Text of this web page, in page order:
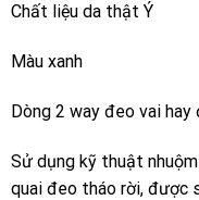
Chất liệu da thật Ý
Màu xanh
Dòng 2 way đeo vai
Sử dụng kỹ thuật
quai đeo tháo rời, được